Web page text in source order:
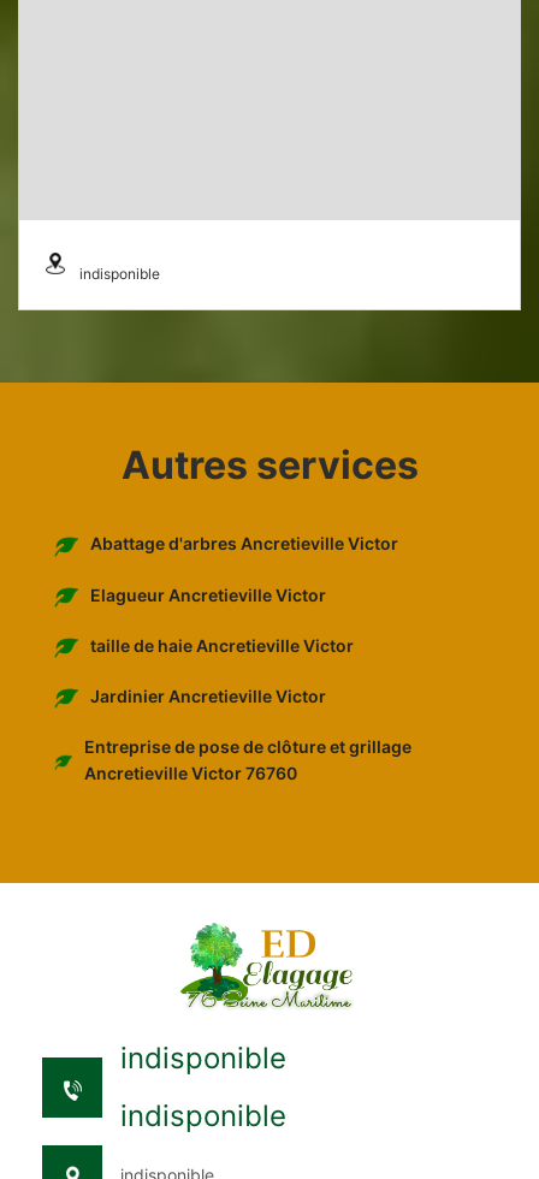
indisponible
Autres services
Abattage d'arbres Ancretieville Victor
Elagueur Ancretieville Victor
taille de haie Ancretieville Victor
Jardinier Ancretieville Victor
Entreprise de pose de clôture et grillage
Ancretieville Victor 76760
indisponible
indisponible